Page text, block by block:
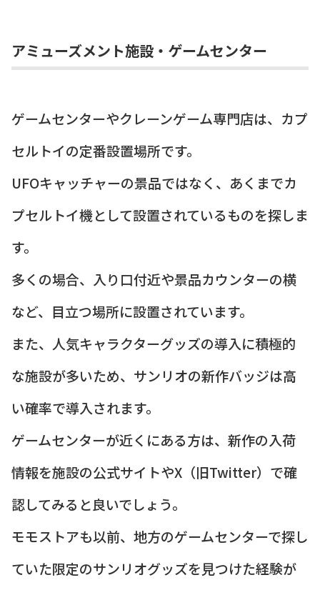
アミューズメント施設・ゲームセンター
ゲームセンターやクレーンゲーム専門店は、カプ
セルトイの定番設置場所です。
UFOキャッチャーの景品ではなく、あくまでカ
プセルトイ機として設置されているものを探しま
す。
多くの場合、入り口付近や景品カウンターの横
など、目立つ場所に設置されています。
また、人気キャラクターグッズの導入に積極的
な施設が多いため、サンリオの新作バッジは高
い確率で導入されます。
ゲームセンターが近くにある方は、新作の入荷
情報を施設の公式サイトやX（旧Twitter）で確
認してみると良いでしょう。
モモストアも以前、地方のゲームセンターで探し
ていた限定のサンリオグッズを見つけた経験が